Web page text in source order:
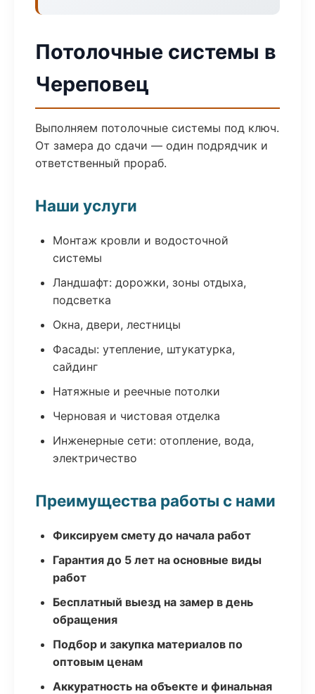
Потолочные системы в
Череповец
Выполняем потолочные системы под ключ.
От замера до сдачи — один подрядчик и
ответственный прораб.
Наши услуги
Монтаж кровли и водосточной
системы
Ландшафт: дорожки, зоны отдыха,
подсветка
Окна, двери, лестницы
Фасады: утепление, штукатурка,
сайдинг
Натяжные и реечные потолки
Черновая и чистовая отделка
Инженерные сети: отопление, вода,
электричество
Преимущества работы с нами
Фиксируем смету до начала работ
Гарантия до 5 лет на основные виды
работ
Бесплатный выезд на замер в день
обращения
Подбор и закупка материалов по
оптовым ценам
Аккуратность на объекте и финальная